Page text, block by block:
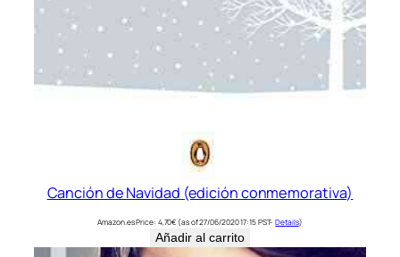
Canción de Navidad (edición conmemorativa)
Amazon.es Price: 4,70€ (as of 27/06/2020 17:15 PST-Details)
Añadir al carrito